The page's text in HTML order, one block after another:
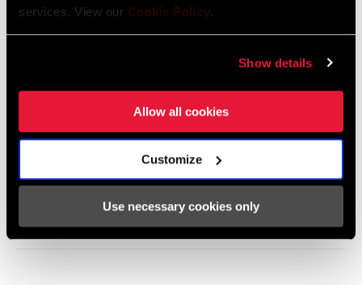
services. View our Cookie Policy.
Show details
Allow all cookies
Customize
Use necessary cookies only
253 KB
SRAM und Zipp Gewährleistung
604kb